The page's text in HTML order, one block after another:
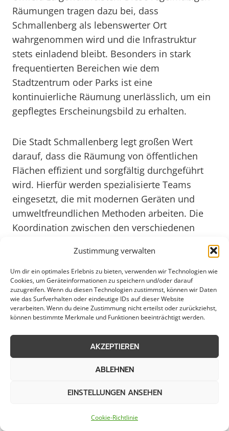
Zustimmung verwalten
Um dir ein optimales Erlebnis zu bieten, verwenden wir Technologien wie
Cookies, um Geräteinformationen zu speichern und/oder darauf
zuzugreifen. Wenn du diesen Technologien zustimmst, können wir Daten
wie das Surfverhalten oder eindeutige IDs auf dieser Website
verarbeiten. Wenn du deine Zustimmung nicht erteilst oder zurückziehst,
können bestimmte Merkmale und Funktionen beeinträchtigt werden.
AKZEPTIEREN
ABLEHNEN
EINSTELLUNGEN ANSEHEN
Cookie-Richtlinie
Räumungen tragen dazu bei, dass
Schmallenberg als lebenswerter Ort
wahrgenommen wird und die Infrastruktur
stets einladend bleibt. Besonders in stark
frequentierten Bereichen wie dem
Stadtzentrum oder Parks ist eine
kontinuierliche Räumung unerlässlich, um ein
gepflegtes Erscheinungsbild zu erhalten.
Die Stadt Schmallenberg legt großen Wert
darauf, dass die Räumung von öffentlichen
Flächen effizient und sorgfältig durchgeführt
wird. Hierfür werden spezialisierte Teams
eingesetzt, die mit modernen Geräten und
umweltfreundlichen Methoden arbeiten. Die
Koordination zwischen den verschiedenen
Räumungsarbeiten reibungslos ablaufen und
zeitnah umgesetzt werden. Durch die enge
Zusammenarbeit mit lokalen Unternehmen
und Behörden wird gewährleistet, dass die
Räumung von öffentlichen Flächen in
Anforderungen entspricht und auch zukünftig
ein sauberes und attraktives Stadtbild
Professionelle Flächenräumung